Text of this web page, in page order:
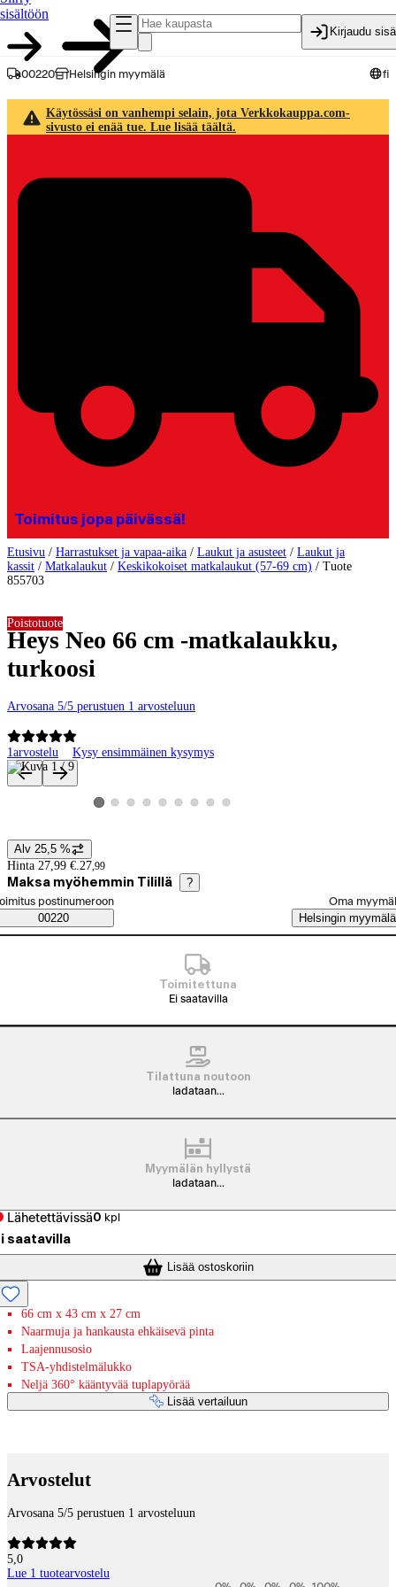
sisältöön
Kirjaudu
00220 Helsingin myymälä fi
Käytössäsi on vanhempi selain, jota Verkkokauppa.com-
sivusto ei enää tue. Lue lisää täältä.
Toimitus jopa päivässä!
Etusivu / Harrastukset ja vapaa-aika / Laukut ja asusteet / Laukut ja
kassit / Matkalaukut / Keskikokoiset matkalaukut (57-69 cm) / Tuote
855703
Heys Neo 66 cm -matkalaukku,
turkoosi
Arvosana 5/5 perustuen 1 arvosteluun
1arvostelu Kysy ensimmäinen kysymys
Poistotuote
Tuotteen kuvat ja videot
Katso tuotekuva 1
Katso tuotekuva 2
Katso tuotekuva 3
Katso tuotekuva 4
Katso tuotekuva 5
Katso tuotekuva 6
Katso tuotekuva 7
Katso tuotekuva 8
Katso tuotekuva 9
Hintatiedot
Alv 25,5 %
Hinta 27,99 €. 27,99
Maksa myöhemmin Tilillä ?
Saatavuustiedot
tilaustapa
postinumeroon
00220
Oma
Helsingin myymälä
Toimitettuna
Ei saatavilla
Tilattuna noutoon
ladataan...
Myymälän hyllystä
ladataan...
Lähetettävissä0 kpl
saatavilla
Lisää ostoskoriin
66 cm x 43 cm x 27 cm
Naarmuja ja hankausta ehkäisevä pinta
Laajennusosio
TSA-yhdistelmälukko
Neljä 360° kääntyvää tuplapyörää
Lisää vertailuun
Arvostelut
Arvosana 5/5 perustuen 1 arvosteluun
5,0
Lue 1 tuotearvostelu